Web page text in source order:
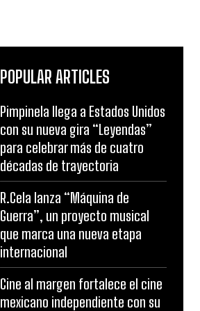
POPULAR ARTICLES
Pimpinela llega a Estados Unidos
con su nueva gira “Leyendas”
para celebrar más de cuatro
décadas de trayectoria
R.Cela lanza “Máquina de
Guerra”, un proyecto musical
que marca una nueva etapa
internacional
Cine al margen fortalece el cine
mexicano independiente con su